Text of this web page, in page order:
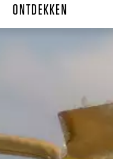
ONTDEKKEN